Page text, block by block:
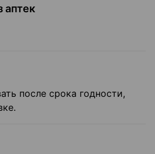
аптек
после срока годности,